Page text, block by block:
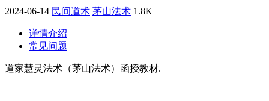
2024-06-14 民间道术 茅山法术 1.8K
详情介绍
常见问题
道家慧灵法术（茅山法术）函授教材.